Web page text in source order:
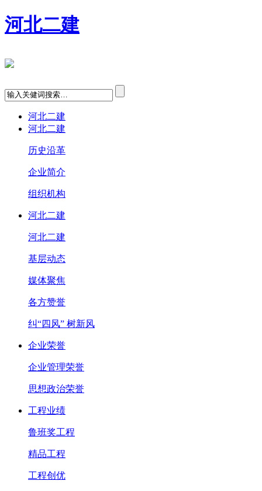
河北二建
河北二建
河北二建
历史沿革
企业简介
组织机构
河北二建
河北二建
基层动态
媒体聚焦
各方赞誉
纠“四风” 树新风
企业荣誉
企业管理荣誉
思想政治荣誉
工程业绩
鲁班奖工程
精品工程
工程创优